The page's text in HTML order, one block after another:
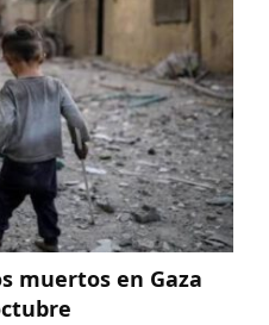
muertos en Gaza